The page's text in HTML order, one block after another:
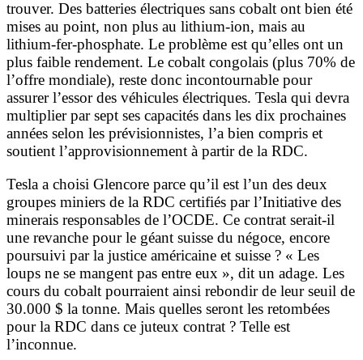
trouver. Des batteries électriques sans cobalt ont bien été
mises au point, non plus au lithium-ion, mais au
lithium-fer-phosphate. Le problème est qu’elles ont un
plus faible rendement. Le cobalt congolais (plus 70% de
l’offre mondiale), reste donc incontournable pour
assurer l’essor des véhicules électriques. Tesla qui devra
multiplier par sept ses capacités dans les dix prochaines
années selon les prévisionnistes, l’a bien compris et
soutient l’approvisionnement à partir de la RDC.
Tesla a choisi Glencore parce qu’il est l’un des deux
groupes miniers de la RDC certifiés par l’Initiative des
minerais responsables de l’OCDE. Ce contrat serait-il
une revanche pour le géant suisse du négoce, encore
poursuivi par la justice américaine et suisse ? « Les
loups ne se mangent pas entre eux », dit un adage. Les
cours du cobalt pourraient ainsi rebondir de leur seuil de
30.000 $ la tonne. Mais quelles seront les retombées
pour la RDC dans ce juteux contrat ? Telle est
l’inconnue.